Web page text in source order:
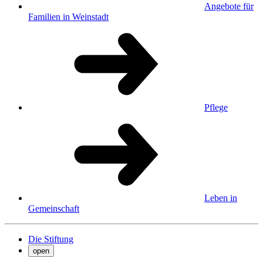
Angebote für
Familien in Weinstadt
Pflege
Leben in
Gemeinschaft
Die Stiftung
open